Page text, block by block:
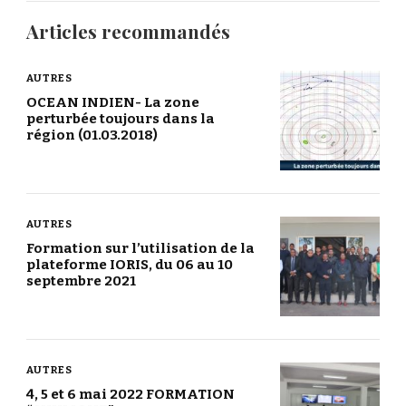
Articles recommandés
AUTRES
OCEAN INDIEN- La zone
perturbée toujours dans la
région (01.03.2018)
AUTRES
Formation sur l’utilisation de la
plateforme IORIS, du 06 au 10
septembre 2021
AUTRES
4, 5 et 6 mai 2022 FORMATION